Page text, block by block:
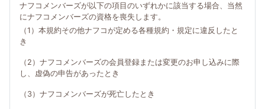
ナフコメンバーズが以下の項目のいずれかに該当する場合、当然
にナフコメンバーズの資格を喪失します。
（1）本規約その他ナフコが定める各種規約・規定に違反したと
き
（2）ナフコメンバーズの会員登録または変更のお申し込みに際
し、虚偽の申告があったとき
（3）ナフコメンバーズが死亡したとき